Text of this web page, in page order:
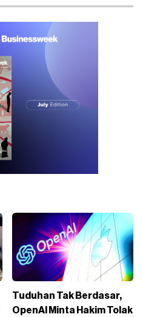
Tuduhan Tak Berdasar,
OpenAI Minta Hakim Tolak